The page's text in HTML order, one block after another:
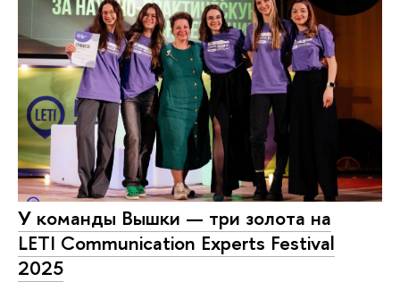
У команды Вышки — три золота на
LETI Communication Experts Festival
2025